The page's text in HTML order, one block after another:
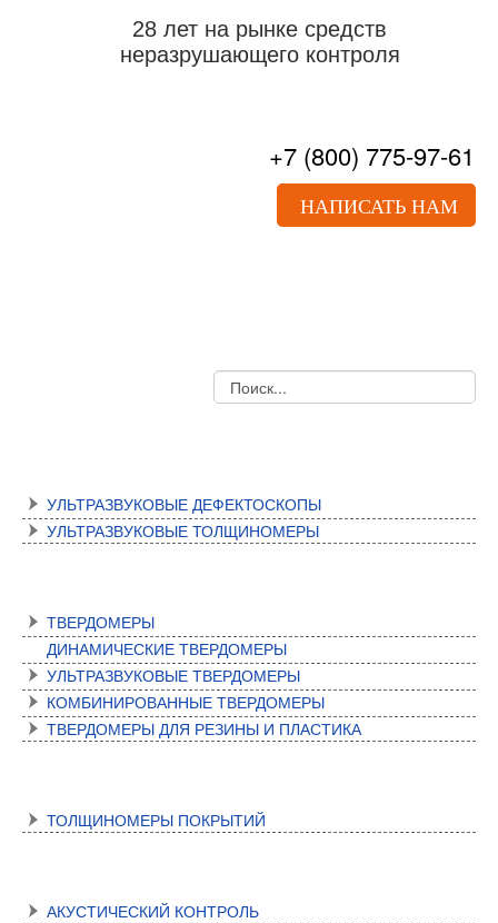
28 лет на рынке средств
неразрушающего контроля
+7 (800) 775-97-61
НАПИСАТЬ НАМ
УЛЬТРАЗВУКОВЫЕ ДЕФЕКТОСКОПЫ
УЛЬТРАЗВУКОВЫЕ ТОЛЩИНОМЕРЫ
ТВЕРДОМЕРЫ
ДИНАМИЧЕСКИЕ ТВЕРДОМЕРЫ
УЛЬТРАЗВУКОВЫЕ ТВЕРДОМЕРЫ
КОМБИНИРОВАННЫЕ ТВЕРДОМЕРЫ
ТВЕРДОМЕРЫ ДЛЯ РЕЗИНЫ И ПЛАСТИКА
ТОЛЩИНОМЕРЫ ПОКРЫТИЙ
АКУСТИЧЕСКИЙ КОНТРОЛЬ